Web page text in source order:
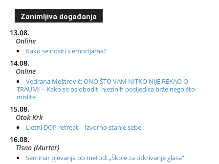
Zanimljiva događanja
13.08.
Online
Kako se nositi s emocijama?
14.08.
Online
Vedrana Meštrović: ONO ŠTO VAM NITKO NIJE REKAO O
TRAUMI – Kako se osloboditi njezinih posljedica brže nego što
mislite
15.08.
Otok Krk
Ljetni DOP retreat – Izvorno stanje sebe
16.08.
Tisno (Murter)
Seminar pjevanja po metodi „Škole za otkrivanje glasa“